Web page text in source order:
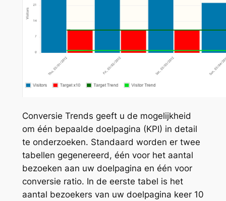
Conversie Trends geeft u de mogelijkheid
om één bepaalde doelpagina (KPI) in detail
te onderzoeken. Standaard worden er twee
tabellen gegenereerd, één voor het aantal
bezoeken aan uw doelpagina en één voor
conversie ratio. In de eerste tabel is het
aantal bezoekers van uw doelpagina keer 10